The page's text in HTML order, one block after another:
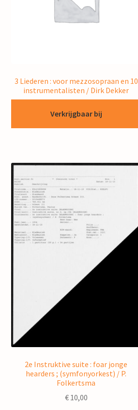
3 Liederen : voor mezzosopraan en 10
instrumentalisten / Dirk Dekker
Verkrijgbaar bij
2e Instruktive suite : foar jonge
hearders ; (symfonyorkest) / P.
Folkertsma
€10,00